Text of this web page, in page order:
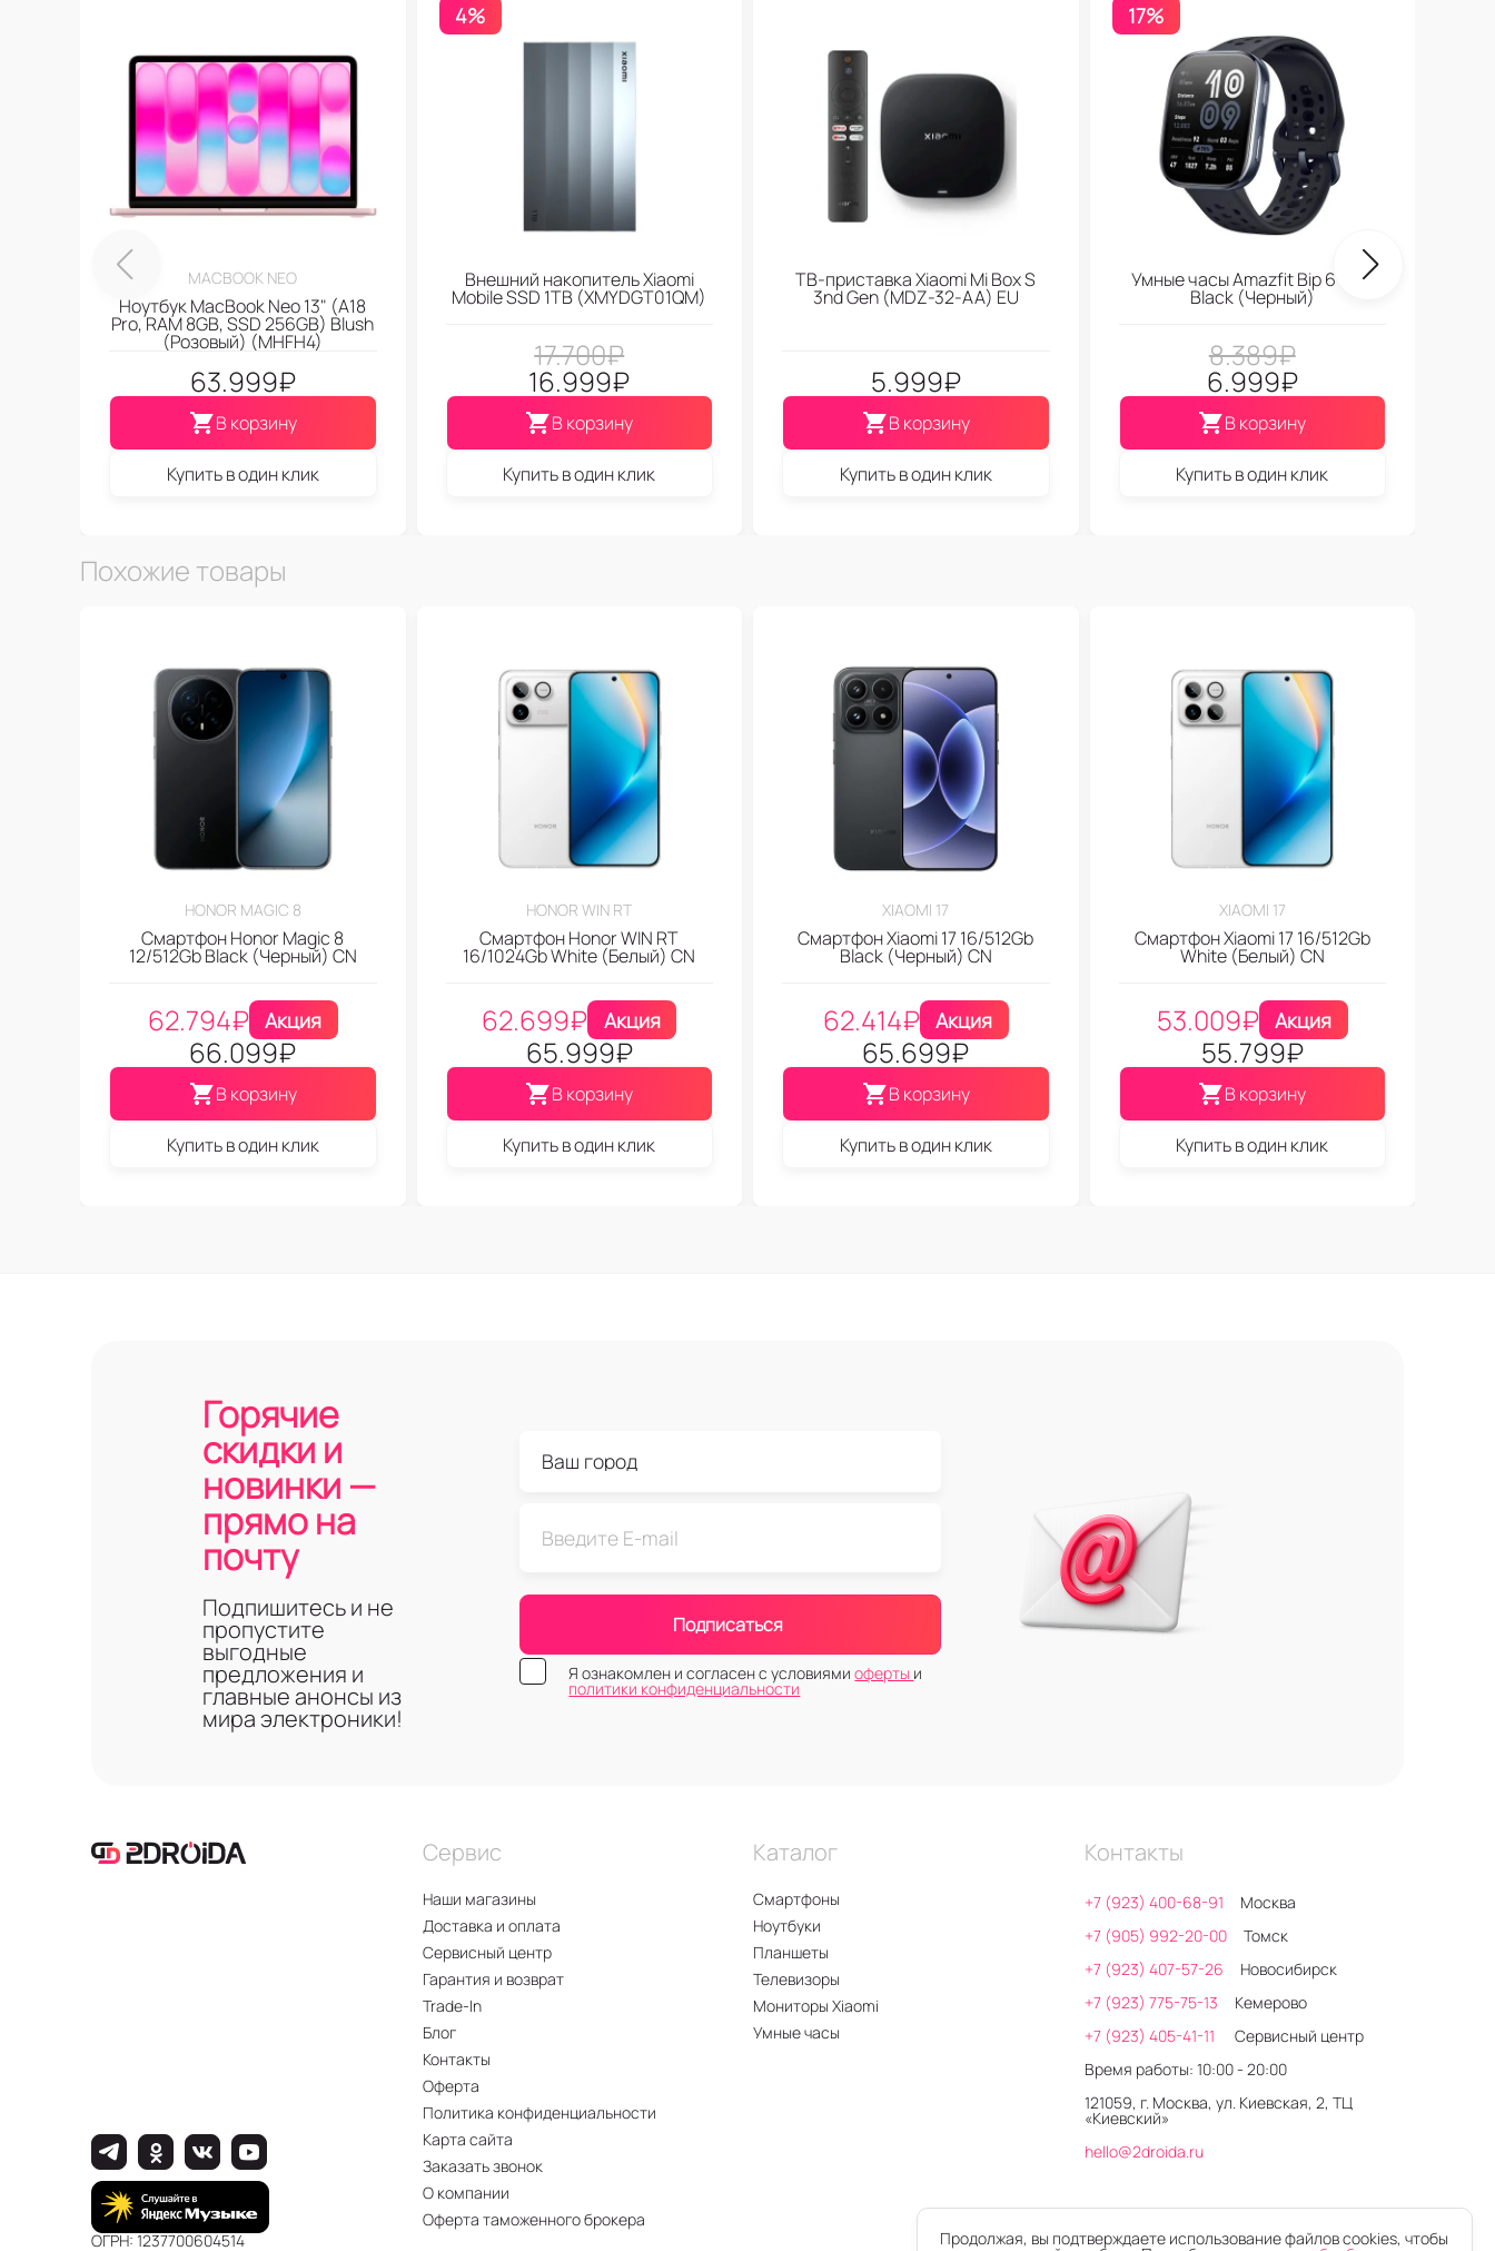
MACBOOK NEO
Ноутбук MacBook Neo 13" (A18
Pro, RAM 8GB, SSD 256GB) Blush
(Розовый) (MHFH4)
63.999₽
В корзину
Купить в один клик
4%
Внешний накопитель Xiaomi
Mobile SSD 1TB (XMYDGT01QM)
17.700₽
16.999₽
В корзину
Купить в один клик
ТВ-приставка Xiaomi Mi Box S
3nd Gen (МDZ-32-АА) EU
5.999₽
В корзину
Купить в один клик
17%
Умные часы Amazfit Bip 6 Soft
Black (Черный)
8.389₽
6.999₽
В корзину
Купить в один клик
Похожие товары
HONOR MAGIC 8
Смартфон Honor Magic 8
12/512Gb Black (Черный) CN
62.794₽ Акция
66.099₽
В корзину
Купить в один клик
HONOR WIN RT
Смартфон Honor WIN RT
16/1024Gb White (Белый) CN
62.699₽ Акция
65.999₽
В корзину
Купить в один клик
XIAOMI 17
Смартфон Xiaomi 17 16/512Gb
Black (Черный) CN
62.414₽ Акция
65.699₽
В корзину
Купить в один клик
XIAOMI 17
Смартфон Xiaomi 17 16/512Gb
White (Белый) CN
53.009₽ Акция
55.799₽
В корзину
Купить в один клик
Горячие
скидки и
новинки —
прямо на
почту
Подпишитесь и не
пропустите
выгодные
предложения и
главные анонсы из
мира электроники!
Подписаться
Я ознакомлен и согласен с условиямиоферты и
политики конфиденциальности
Сервис
Наши магазины
Доставка и оплата
Сервисный центр
Гарантия и возврат
Trade-In
Блог
Контакты
Оферта
Политика конфиденциальности
Карта сайта
Заказать звонок
О компании
Оферта таможенного брокера
Каталог
Смартфоны
Ноутбуки
Планшеты
Телевизоры
Мониторы Xiaomi
Умные часы
Контакты
+7 (923) 400-68-91
Москва
+7 (905) 992-20-00
Томск
+7 (923) 407-57-26
Новосибирск
+7 (923) 775-75-13
Кемерово
+7 (923) 405-41-11
Сервисный центр
Время работы: 10:00 - 20:00
121059, г. Москва, ул. Киевская, 2, ТЦ
«Киевский»
hello@2droida.ru
ОГРН: 1237700604514 Продолжая, вы подтверждаете использование файлов cookies, чтобы